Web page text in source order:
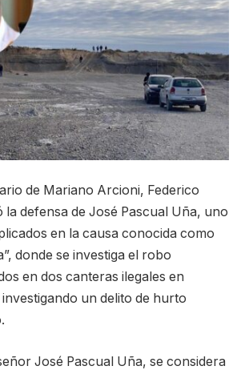
de Mariano Arcioni, Federico
la defensa de José Pascual Uña, uno
en la causa conocida como
donde se investiga el robo
en dos canteras ilegales en
investigando un delito de hurto
José Pascual Uña, se considera